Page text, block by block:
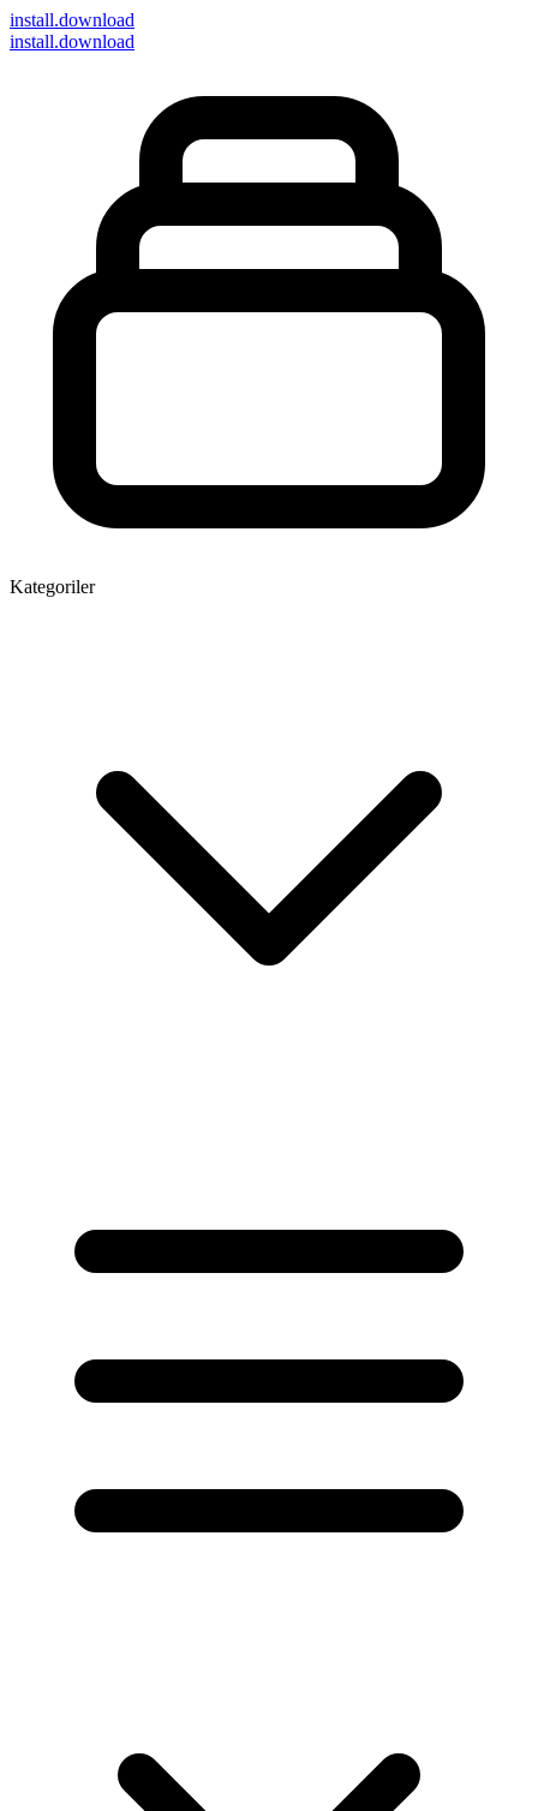
install.download
install.download
Kategoriler